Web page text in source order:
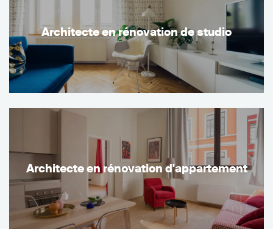
Architecte en rénovation de studio
Architecte en rénovation d'appartement